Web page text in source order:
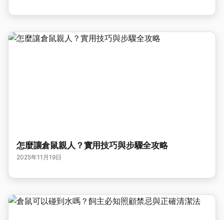
怎麼讓倉鼠親人？實用技巧與步驟全攻略
2025年11月19日